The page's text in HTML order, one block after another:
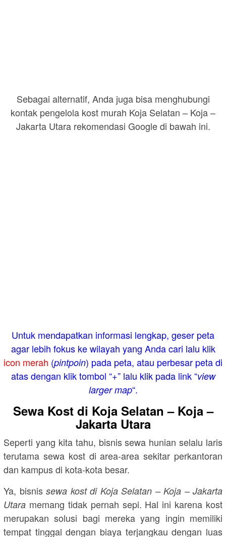
Sebagai alternatif, Anda juga bisa menghubungi
kontak pengelola kost murah Koja Selatan – Koja –
Jakarta Utara rekomendasi Google di bawah ini.
Untuk mendapatkan informasi lengkap, geser peta
agar lebih fokus ke wilayah yang Anda cari lalu klik
icon merah (pintpoin) pada peta, atau perbesar peta di
atas dengan klik tombol “+” lalu klik pada link “view
larger map“.
Sewa Kost di Koja Selatan – Koja –
Jakarta Utara
Seperti yang kita tahu, bisnis sewa hunian selalu laris
terutama sewa kost di area-area sekitar perkantoran
dan kampus di kota-kota besar.
Ya, bisnis sewa kost di Koja Selatan – Koja – Jakarta
Utara memang tidak pernah sepi. Hal ini karena kost
merupakan solusi bagi mereka yang ingin memiliki
tempat tinggal dengan biaya terjangkau dengan luas